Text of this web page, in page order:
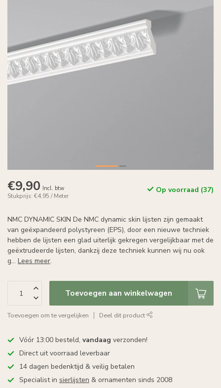
€9,90 Incl. btw
Stukprijs: €4,95 / Meter
Op voorraad (37)
NMC DYNAMIC SKIN De NMC dynamic skin lijsten zijn gemaakt
van geëxpandeerd polystyreen (EPS), door een nieuwe techniek
hebben de lijsten een glad uiterlijk gekregen vergelijkbaar met de
geëxtrudeerde lijsten, dankzij deze techniek kunnen wij nu ook
g... Lees meer.
Toevoegen aan winkelwagen
Toevoegen om te vergelijken Deel dit product
Vóór 13:00 besteld, vandaag verzonden!
Direct uit voorraad leverbaar
14 dagen bedenktijd & veilig betalen
Specialist in sierlijsten & ornamenten sinds 2008